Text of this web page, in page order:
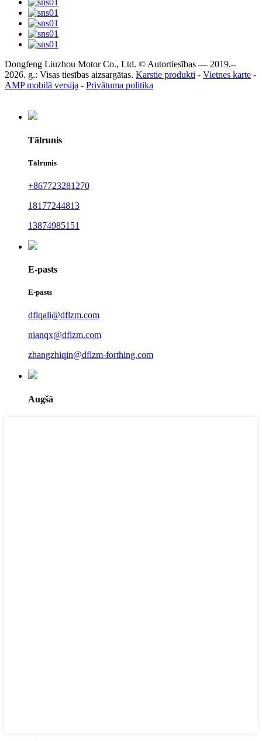
Dongfeng Liuzhou Motor Co., Ltd. © Autortiesības — 2019.–
2026. g.: Visas tiesības aizsargātas. Karstie produkti - Vietnes karte -
AMP mobilā versija - Privātuma politika
Tālrunis
Tālrunis
+867723281270
18177244813
13874985151
E-pasts
E-pasts
dflqali@dflzm.com
nianqx@dflzm.com
zhangzhiqin@dflzm-forthing.com
Augšā